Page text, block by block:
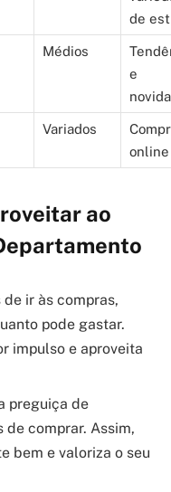
de
Médios
e
Variados
online
ao
de ir às compras,
pode gastar.
impulso e aproveita
preguiça de
de comprar. Assim,
bem e valoriza o seu